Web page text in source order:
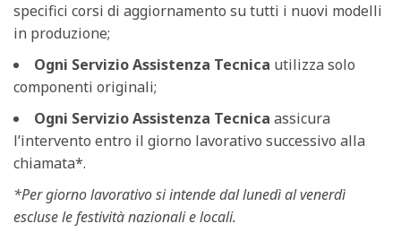
specifici corsi di aggiornamento su tutti i nuovi modelli
in produzione;
Ogni Servizio Assistenza Tecnica utilizza solo
componenti originali;
Ogni Servizio Assistenza Tecnica assicura
l’intervento entro il giorno lavorativo successivo alla
chiamata*.
*Per giorno lavorativo si intende dal lunedì al venerdì
escluse le festività nazionali e locali.